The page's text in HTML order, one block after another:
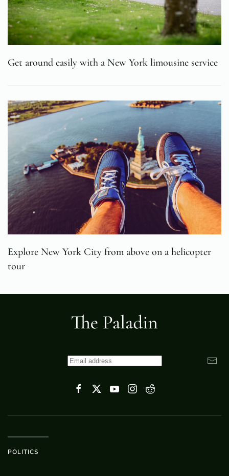
Get around easily with a New York limousine service
Explore New York City from above on a helicopter
tour
POLITICS